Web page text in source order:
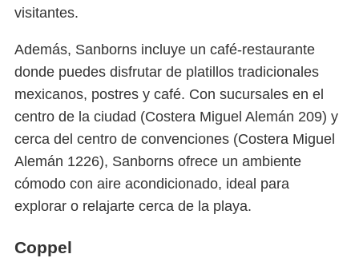
visitantes.
Además, Sanborns incluye un café-restaurante
donde puedes disfrutar de platillos tradicionales
mexicanos, postres y café. Con sucursales en el
centro de la ciudad (Costera Miguel Alemán 209) y
cerca del centro de convenciones (Costera Miguel
Alemán 1226), Sanborns ofrece un ambiente
cómodo con aire acondicionado, ideal para
explorar o relajarte cerca de la playa.
Coppel